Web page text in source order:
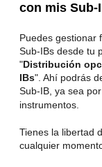
con mis Sub-
Puedes gestionar
Sub-IBs desde tu
"Distribución
IBs". Ahí podrás
Sub-IB, ya sea
instrumentos.
Tienes la libertad
cualquier